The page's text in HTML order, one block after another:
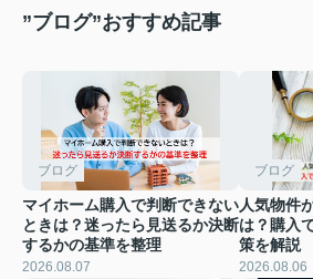
”ブログ”おすすめ記事
ブログ
マイホーム購入で判断できない
ときは？迷ったら見送るか決断
するかの基準を整理
2026.08.07
ブログ
人気物件
は？購入
策を解説
2026.08.06